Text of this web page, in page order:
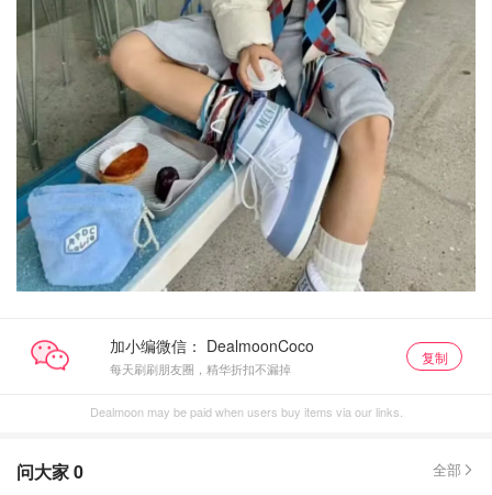
加小编微信：
每天刷刷朋友圈，精华折扣不漏掉
复制
Dealmoon may be paid when users buy items via our links.
问大家0 全部